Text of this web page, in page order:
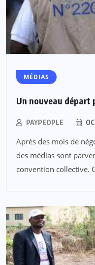
MÉDIAS
Un nouveau départ
PAYPEOPLE
Après des mois de
des médias sont
convention collective.